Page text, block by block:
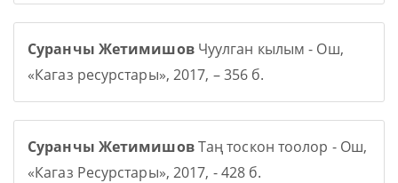
Суранчы ЖетимишовЧуулган кылым - Ош,
«Кагаз ресурстары», 2017, – 356 б.
Суранчы ЖетимишовТаң тоскон тоолор - Ош,
«Кагаз Ресурстары», 2017, - 428 б.